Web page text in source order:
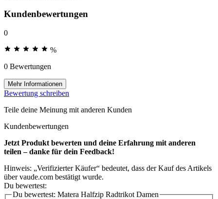
Kundenbewertungen
0
%
0 Bewertungen
Mehr Informationen
Bewertung schreiben
Teile deine Meinung mit anderen Kunden
Kundenbewertungen
Jetzt Produkt bewerten und deine Erfahrung mit anderen
teilen – danke für dein Feedback!
Hinweis: „Verifizierter Käufer“ bedeutet, dass der Kauf des Artikels
über vaude.com bestätigt wurde.
Du bewertest:
Du bewertest: Matera Halfzip Radtrikot Damen